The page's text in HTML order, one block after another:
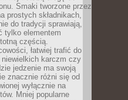
Smaki tworzone przez
prostych składnikach,
do tradycji sprawiają,
tylko elementem
częścią.
łatwiej trafić do
niewielkich karczm czy
jedzenie ma swoją
znacznie różni się od
wyłącznie na
Mniej popularne